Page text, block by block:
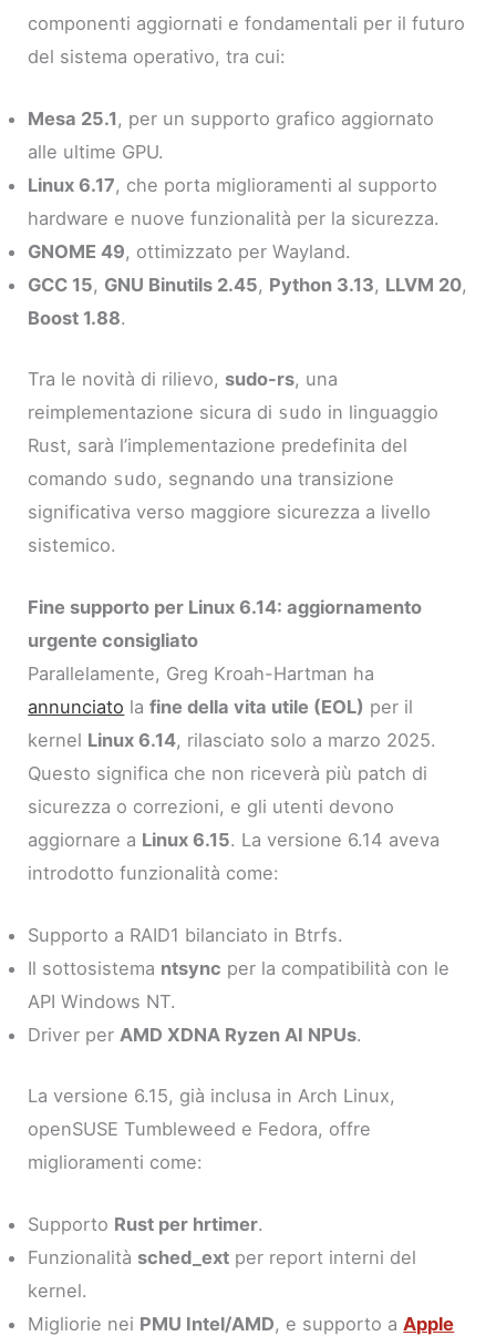
componenti aggiornati e fondamentali per il futuro
del sistema operativo, tra cui:
Mesa 25.1 , per un supporto grafico aggiornato
alle ultime GPU.
Linux 6.17, che porta miglioramenti al supporto
hardware e nuove funzionalità per la sicurezza.
GNOME 49, ottimizzato per Wayland.
GCC 15, GNU Binutils 2.45, Python 3.13, LLVM 20,
Boost 1.88.
Tra le novità di rilievo, sudo-rs, una
reimplementazione sicura di sudo in linguaggio
Rust, sarà l’implementazione predefinita del
comando sudo, segnando una transizione
significativa verso maggiore sicurezza a livello
sistemico.
Fine supporto per Linux 6.14: aggiornamento
urgente consigliato
Parallelamente, Greg Kroah-Hartman ha
annunciato lafine della vita utile (EOL) per il
kernel Linux 6.14, rilasciato solo a marzo 2025.
Questo significa che non riceverà più patch di
sicurezza o correzioni, e gli utenti devono
aggiornare a Linux 6.15. La versione 6.14 aveva
introdotto funzionalità come:
Supporto a RAID1 bilanciato in Btrfs.
Il sottosistema ntsync per la compatibilità con le
API Windows NT.
Driver perAMD XDNA Ryzen AI NPUs.
La versione 6.15, già inclusa in Arch Linux,
openSUSE Tumbleweed e Fedora, offre
miglioramenti come:
Supporto Rust per hrtimer.
Funzionalità sched_ext per report interni del
kernel.
Migliorie nei PMU Intel/AMD, e supporto aApple